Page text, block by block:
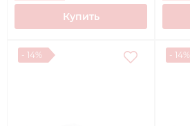
Купить
- 14% - 14%